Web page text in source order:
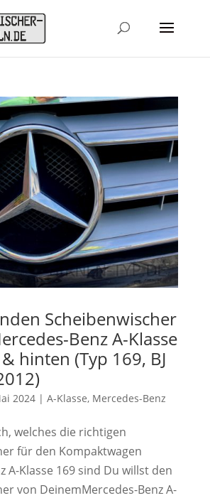
Scheibenwischer
Benz A-Klasse
hinten (Typ 169, BJ
2024| A-Klasse, Mercedes-Benz
welches die richtigen
für den Kompaktwagen
A-Klasse 169 sind Du willst den
von DeinemMercedes-Benz A-